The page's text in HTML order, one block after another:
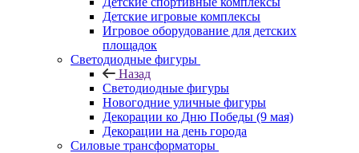
Детские игровые комплексы
Игровое оборудование для детских
площадок
Светодиодные фигуры
Назад
Светодиодные фигуры
Новогодние уличные фигуры
Декорации ко Дню Победы (9 мая)
Декорации на день города
Силовые трансформаторы